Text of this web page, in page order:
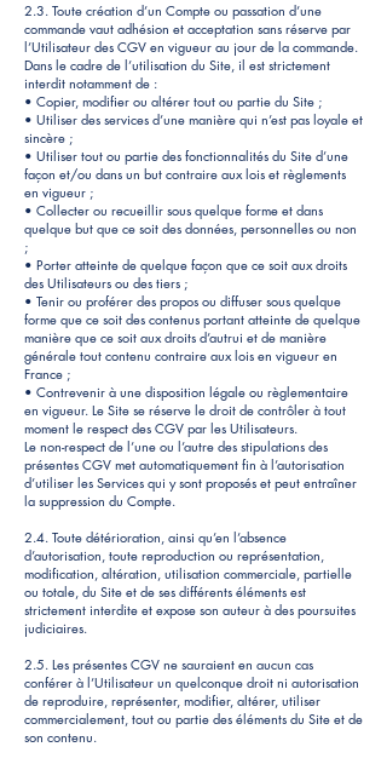
2.3. Toute création d’un Compte ou passation d’une
commande vaut adhésion et acceptation sans réserve par
l’Utilisateur des CGV en vigueur au jour de la commande.
Dans le cadre de l’utilisation du Site, il est strictement
interdit notamment de :
• Copier, modifier ou altérer tout ou partie du Site ;
• Utiliser des services d’une manière qui n’est pas loyale et
sincère ;
• Utiliser tout ou partie des fonctionnalités du Site d’une
façon et/ou dans un but contraire aux lois et règlements
en vigueur ;
• Collecter ou recueillir sous quelque forme et dans
quelque but que ce soit des données, personnelles ou non
;
• Porter atteinte de quelque façon que ce soit aux droits
des Utilisateurs ou des tiers ;
• Tenir ou proférer des propos ou diffuser sous quelque
forme que ce soit des contenus portant atteinte de quelque
manière que ce soit aux droits d’autrui et de manière
générale tout contenu contraire aux lois en vigueur en
France ;
• Contrevenir à une disposition légale ou règlementaire
en vigueur. Le Site se réserve le droit de contrôler à tout
moment le respect des CGV par les Utilisateurs.
Le non-respect de l’une ou l’autre des stipulations des
présentes CGV met automatiquement fin à l’autorisation
d’utiliser les Services qui y sont proposés et peut entraîner
la suppression du Compte.
2.4. Toute détérioration, ainsi qu’en l’absence
d’autorisation, toute reproduction ou représentation,
modification, altération, utilisation commerciale, partielle
ou totale, du Site et de ses différents éléments est
strictement interdite et expose son auteur à des poursuites
judiciaires.
2.5. Les présentes CGV ne sauraient en aucun cas
conférer à l’Utilisateur un quelconque droit ni autorisation
de reproduire, représenter, modifier, altérer, utiliser
commercialement, tout ou partie des éléments du Site et de
son contenu.